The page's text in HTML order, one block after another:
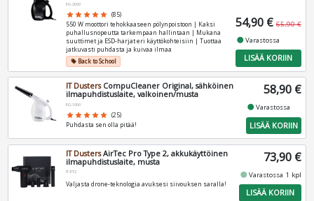
EG-2000
star star star star star (85)
550 W moottori tehokkaaseen pölynpoistoon | Kaksi
puhallusnopeutta tarkempaan hallintaan | Mukana
suuttimet ja ESD-harjat eri käyttökohteisiin | Tuottaa
jatkuvasti puhdasta ja kuivaa ilmaa
local_offerBack to School
54,90 € 65,90 €
fiber_manual_recordVarastossa
LISÄÄ KORIIN
IT DustersCompuCleaner Original, sähköinen
ilmapuhdistuslaite, valkoinen/musta
EG-1000
star star star star star (25)
Puhdasta sen olla pitää!
58,90 €
fiber_manual_recordVarastossa
LISÄÄ KORIIN
IT DustersAirTec Pro Type 2, akkukäyttöinen
ilmapuhdistuslaite, musta
IT-PT2
Valjasta drone-teknologia avuksesi siivouksen saralla!
73,90 €
fiber_manual_recordVarastossa 1 kpl
LISÄÄ KORIIN